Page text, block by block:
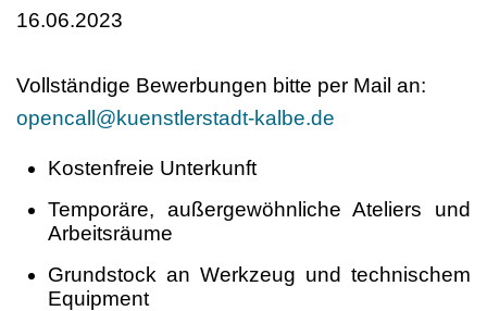
16.06.2023
Vollständige Bewerbungen bitte per Mail an:
opencall@kuenstlerstadt-kalbe.de
Kostenfreie Unterkunft
Temporäre, außergewöhnliche Ateliers und
Arbeitsräume
Grundstock an Werkzeug und technischem
Equipment